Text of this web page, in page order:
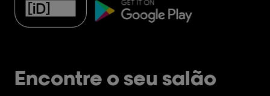
Encontre o seu salão